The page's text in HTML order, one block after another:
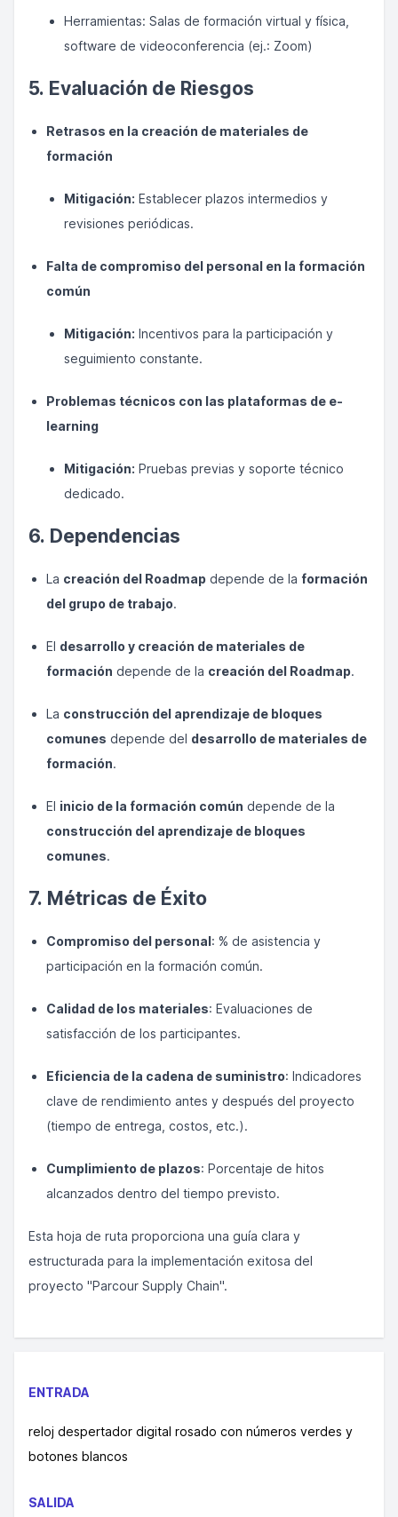
Herramientas: Salas de formación virtual y física,
software de videoconferencia (ej.: Zoom)
5. Evaluación de Riesgos
Retrasos en la creación de materiales de
formación
Mitigación: Establecer plazos intermedios y
revisiones periódicas.
Falta de compromiso del personal en la formación
común
Mitigación: Incentivos para la participación y
seguimiento constante.
Problemas técnicos con las plataformas de e-
learning
Mitigación: Pruebas previas y soporte técnico
dedicado.
6. Dependencias
La creación del Roadmap depende de la formación
del grupo de trabajo.
El desarrollo y creación de materiales de
formación depende de la creación del Roadmap.
La construcción del aprendizaje de bloques
comunes depende del desarrollo de materiales de
formación.
El inicio de la formación común depende de la
construcción del aprendizaje de bloques
comunes.
7. Métricas de Éxito
Compromiso del personal: % de asistencia y
participación en la formación común.
Calidad de los materiales: Evaluaciones de
satisfacción de los participantes.
Eficiencia de la cadena de suministro: Indicadores
clave de rendimiento antes y después del proyecto
(tiempo de entrega, costos, etc.).
Cumplimiento de plazos: Porcentaje de hitos
alcanzados dentro del tiempo previsto.
Esta hoja de ruta proporciona una guía clara y
estructurada para la implementación exitosa del
proyecto "Parcour Supply Chain".
ENTRADA
reloj despertador digital rosado con números verdes y
botones blancos
SALIDA